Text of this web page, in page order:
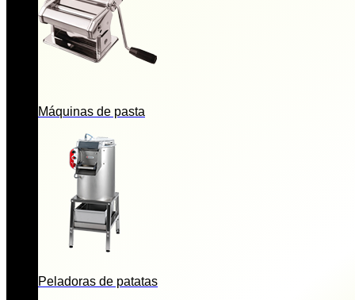
Máquinas de pasta
Peladoras de patatas